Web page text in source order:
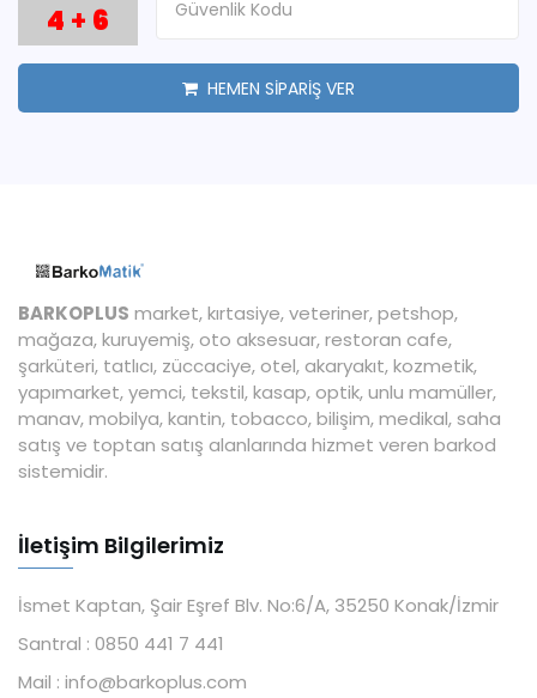
4 + 6
HEMEN SİPARİŞ VER
BARKOPLUS market, kırtasiye, veteriner, petshop,
mağaza, kuruyemiş, oto aksesuar, restoran cafe,
şarküteri, tatlıcı, züccaciye, otel, akaryakıt, kozmetik,
yapımarket, yemci, tekstil, kasap, optik, unlu mamüller,
manav, mobilya, kantin, tobacco, bilişim, medikal, saha
satış ve toptan satış alanlarında hizmet veren barkod
sistemidir.
İletişim Bilgilerimiz
İsmet Kaptan, Şair Eşref Blv. No:6/A, 35250 Konak/İzmir
Santral : 0850 441 7 441
Mail : info@barkoplus.com